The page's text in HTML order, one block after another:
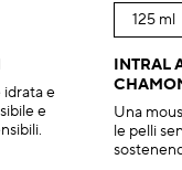
e
e
125 ml
INTRAL
Una
le pelli